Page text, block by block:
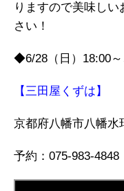
りますので美味し
さい！
◆6/28（日）18:00～
【三田屋くずは】
京都府八幡市八幡水
予約：075-983-4848